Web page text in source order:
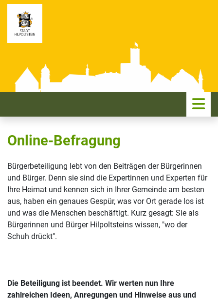
Online-Befragung
Bürgerbeteiligung lebt von den Beiträgen der Bürgerinnen
und Bürger. Denn sie sind die Expertinnen und Experten für
Ihre Heimat und kennen sich in Ihrer Gemeinde am besten
aus, haben ein genaues Gespür, was vor Ort gerade los ist
und was die Menschen beschäftigt. Kurz gesagt: Sie als
Bürgerinnen und Bürger Hilpoltsteins wissen, "wo der
Schuh drückt".
Die Beteiligung ist beendet. Wir werten nun Ihre
zahlreichen Ideen, Anregungen und Hinweise aus und